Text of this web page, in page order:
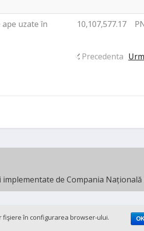
uzate în
10,107,577.17
Precedenta
de Compania
fişiere în configurarea browser-ului.